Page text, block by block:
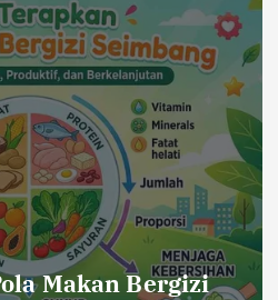
Makan Bergizi